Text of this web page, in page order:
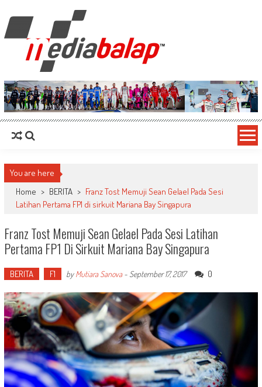
MediaBalap.com | Informasi Balap
Terupdate
Seputar MotoGP GP2 GP3 F2 F3 SERI ASIA LMP2 F1 dll
You are here
Home > BERITA > Franz Tost Memuji Sean Gelael Pada Sesi
Latihan Pertama FP1 di sirkuit Mariana Bay Singapura
Franz Tost Memuji Sean Gelael Pada Sesi Latihan
Pertama FP1 Di Sirkuit Mariana Bay Singapura
BERITA F1 byMutiara Sanova- September 17, 2017 0